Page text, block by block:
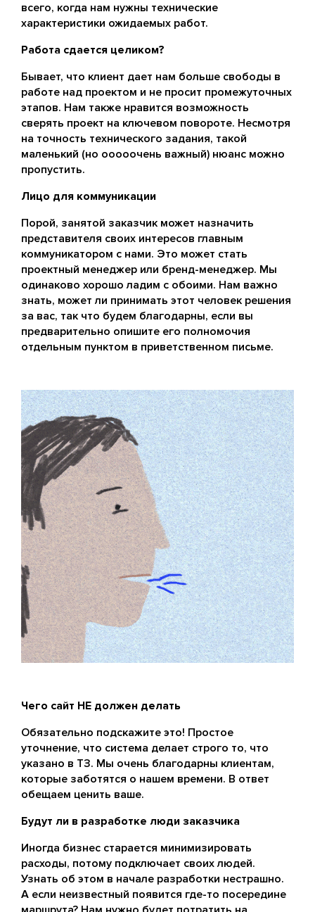
всего, когда нам нужны технические
характеристики ожидаемых работ.
Работа сдается целиком?
Бывает, что клиент дает нам больше свободы в
работе над проектом и не просит промежуточных
этапов. Нам также нравится возможность
сверять проект на ключевом повороте. Несмотря
на точность технического задания, такой
маленький (но ооооочень важный) нюанс можно
пропустить.
Лицо для коммуникации
Порой, занятой заказчик может назначить
представителя своих интересов главным
коммуникатором с нами. Это может стать
проектный менеджер или бренд-менеджер. Мы
одинаково хорошо ладим с обоими. Нам важно
знать, может ли принимать этот человек решения
за вас, так что будем благодарны, если вы
предварительно опишите его полномочия
отдельным пунктом в приветственном письме.
Чего сайт НЕ должен делать
Обязательно подскажите это! Простое
уточнение, что система делает строго то, что
указано в ТЗ. Мы очень благодарны клиентам,
которые заботятся о нашем времени. В ответ
обещаем ценить ваше.
Будут ли в разработке люди заказчика
Иногда бизнес старается минимизировать
расходы, потому подключает своих людей.
Узнать об этом в начале разработки нестрашно.
А если неизвестный появится где-то посередине